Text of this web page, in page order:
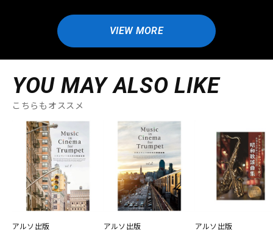
VIEW MORE
YOU MAY ALSO LIKE
こちらもオススメ
アルソ出版 アルソ出版 アルソ出版